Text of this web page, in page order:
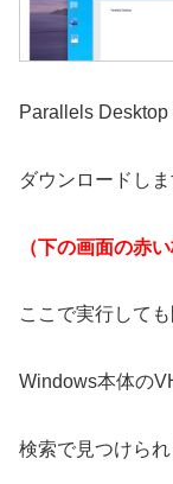
Parallels
ダウンロードしま
（下の画面の赤い
ここで実行して
Windows本体の
検索で見つけられ